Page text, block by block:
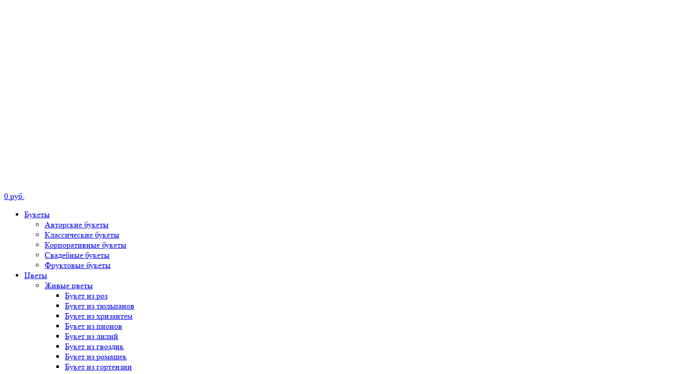
0 руб.
Букеты
Авторские букеты
Классические букеты
Корпоративные букеты
Свадебные букеты
Фруктовые букеты
Цветы
Живые цветы
Букет из роз
Букет из тюльпанов
Букет из хризантем
Букет из пионов
Букет из лилий
Букет из гвоздик
Букет из ромашек
Букет из гортензии